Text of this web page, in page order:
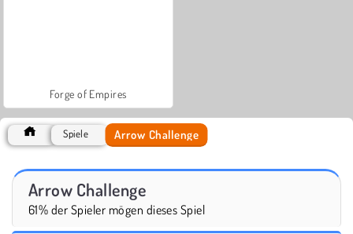
Forge of Empires
Spiele Arrow Challenge
Arrow Challenge
61% der Spieler mögen dieses Spiel